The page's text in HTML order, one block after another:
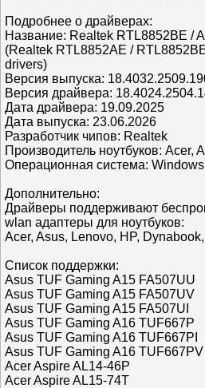
Подробнее о драйверах:
Название: Realtek RTL8852BE /
(Realtek RTL8852AE /
drivers)
Версия выпуска:
Версия драйвера:
Дата драйвера: 19.09.2025
Дата выпуска: 23.06.2026
Разработчик чипов: Realtek
Производитель ноутбуков: Acer,
Операционная система:
Дополнительно:
Драйверы поддерживают
wlan адаптеры для ноутбуков:
Acer, Asus, Lenovo, HP,
Список поддержки:
Asus TUF Gaming A15 FA507UU
Asus TUF Gaming A15 FA507UV
Asus TUF Gaming A15 FA507UI
Asus TUF Gaming A16 TUF667P
Asus TUF Gaming A16 TUF667PI
Asus TUF Gaming A16 TUF667PV
Acer Aspire AL14-46P
Acer Aspire AL15-74T